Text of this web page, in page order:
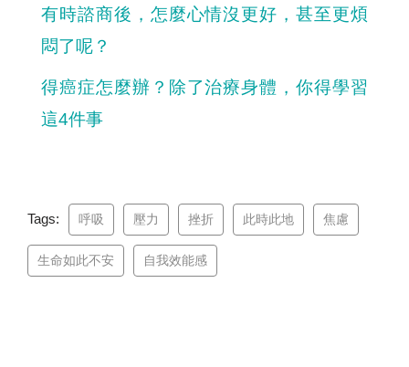
有時諮商後，怎麼心情沒更好，甚至更煩
悶了呢？
得癌症怎麼辦？除了治療身體，你得學習
這4件事
Tags: 呼吸 壓力 挫折 此時此地 焦慮
生命如此不安 自我效能感